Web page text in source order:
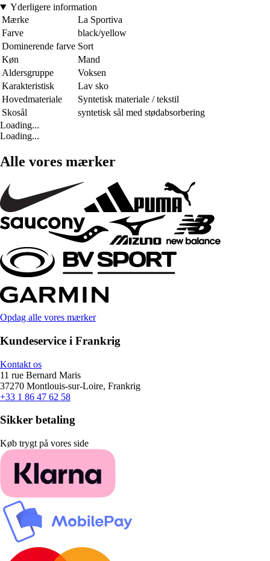
Yderligere information
Mærke
La Sportiva
Farve
black/yellow
Dominerende farve Sort
Køn
Mand
Aldersgruppe
Voksen
Karakteristisk
Lav sko
Hovedmateriale
Syntetisk materiale / tekstil
Skosål
syntetisk sål med stødabsorbering
Loading...
Loading...
Alle vores mærker
Opdag alle vores mærker
Kundeservice i Frankrig
Kontakt os
11 rue Bernard Maris
37270 Montlouis-sur-Loire, Frankrig
+33 1 86 47 62 58
Sikker betaling
Køb trygt på vores side